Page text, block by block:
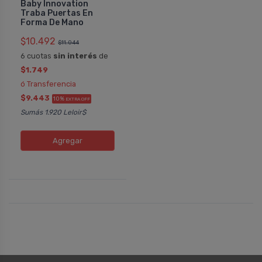
Baby Innovation
Traba Puertas En
Forma De Mano
$10.492 $11.044
6 cuotas sin interés de
$1.749
ó Transferencia
$9.443 10% EXTRA OFF
Sumás 1.920 Leloir$
Agregar